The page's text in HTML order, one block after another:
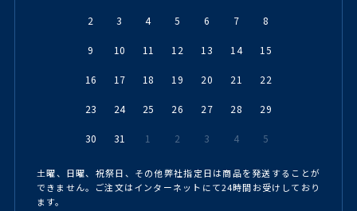
2 3 4 5 6 7 8
9 10 11 12 13 14 15
16 17 18 19 20 21 22
23 24 25 26 27 28 29
30 31 1 2 3 4 5
土曜、日曜、祝祭日、その他弊社指定日は商品を発送することが
できません。ご注文はインターネットにて24時間お受けしており
ます。